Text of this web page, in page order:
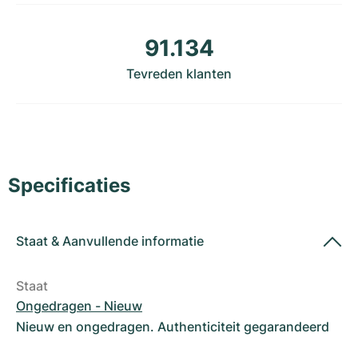
91.134
Tevreden klanten
Specificaties
Staat & Aanvullende informatie
Staat
Ongedragen - Nieuw
Nieuw en ongedragen. Authenticiteit gegarandeerd